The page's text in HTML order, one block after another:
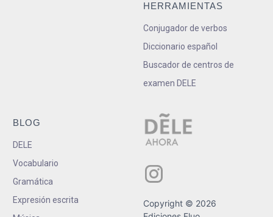
HERRAMIENTAS
Conjugador de verbos
Diccionario español
Buscador de centros de
examen DELE
BLOG
DELE
Vocabulario
Gramática
Expresión escrita
Copyright © 2026